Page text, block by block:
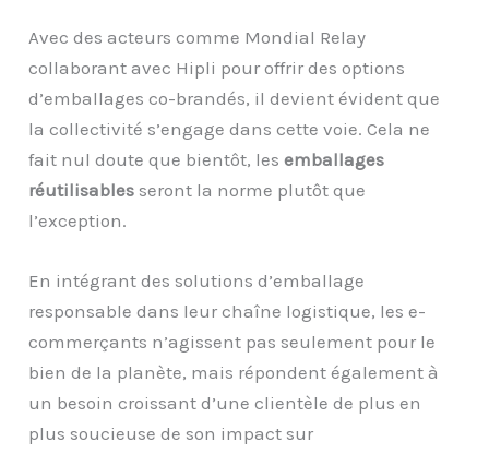
Avec des acteurs comme Mondial Relay
collaborant avec Hipli pour offrir des options
d’emballages co-brandés, il devient évident que
la collectivité s’engage dans cette voie. Cela ne
fait nul doute que bientôt, lesemballages
réutilisables seront la norme plutôt que
l’exception.
En intégrant des solutions d’emballage
responsable dans leur chaîne logistique, les e-
commerçants n’agissent pas seulement pour le
bien de la planète, mais répondent également à
un besoin croissant d’une clientèle de plus en
plus soucieuse de son impact sur